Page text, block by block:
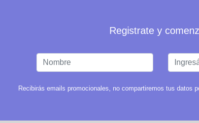
Registrate y
Recibirás emails promocionales, no compartiremos tus datos